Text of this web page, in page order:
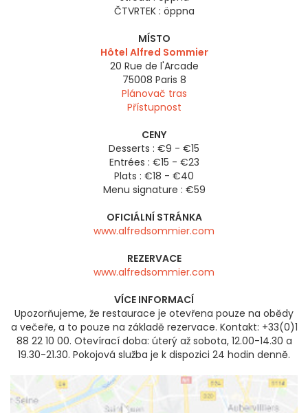
ČTVRTEK : öppna
MÍSTO
Hôtel Alfred Sommier
20 Rue de l'Arcade
75008 Paris 8
Plánovač tras
Přístupnost
CENY
Desserts : €9 - €15
Entrées : €15 - €23
Plats : €18 - €40
Menu signature : €59
OFICIÁLNÍ STRÁNKA
www.alfredsommier.com
REZERVACE
www.alfredsommier.com
VÍCE INFORMACÍ
Upozorňujeme, že restaurace je otevřena pouze na obědy
a večeře, a to pouze na základě rezervace. Kontakt: +33(0)1
88 22 10 00. Otevírací doba: úterý až sobota, 12.00-14.30 a
19.30-21.30. Pokojová služba je k dispozici 24 hodin denně.